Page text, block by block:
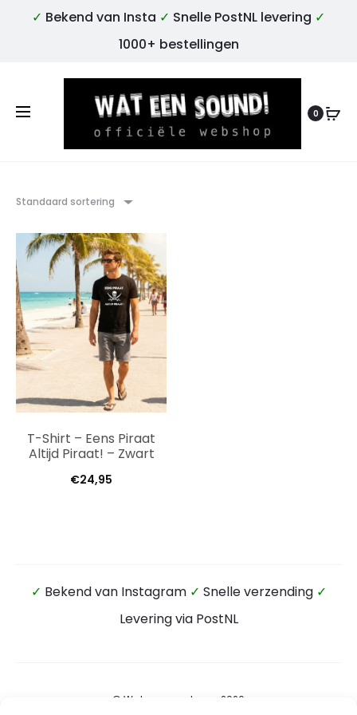
✓ Bekend van Insta ✓ Snelle PostNL levering ✓
1000+ bestellingen
0
Standaard sortering
T-Shirt – Eens Piraat
Altijd Piraat! – Zwart
€24,95
✓ Bekend van Instagram ✓ Snelle verzending ✓
Levering via PostNL
© Wateensound.com 2026